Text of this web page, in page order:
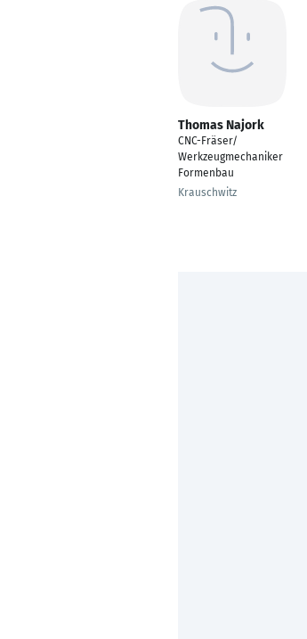
Thomas Najork
CNC-Fräser/
Werkzeugmechaniker
Formenbau
Krauschwitz